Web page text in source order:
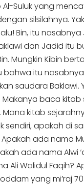
Al-Suluk yang
silsilahnya.
Bin, itu nasabnya
dan Jadid itu
Mungkin Kibin
itu
saudara Baklawi.
Makanya baca kitab
kitab
sendiri, apakah di
Apakah ada nama
ada nama Alwi
Ali Walidul Faqih?
yang mi’raj